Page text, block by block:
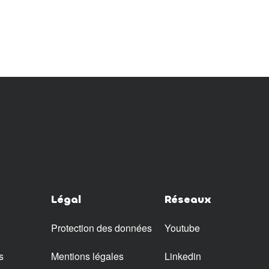
Légal
Protection des données
Mentions légales
Réseaux
Youtube
Linkedin